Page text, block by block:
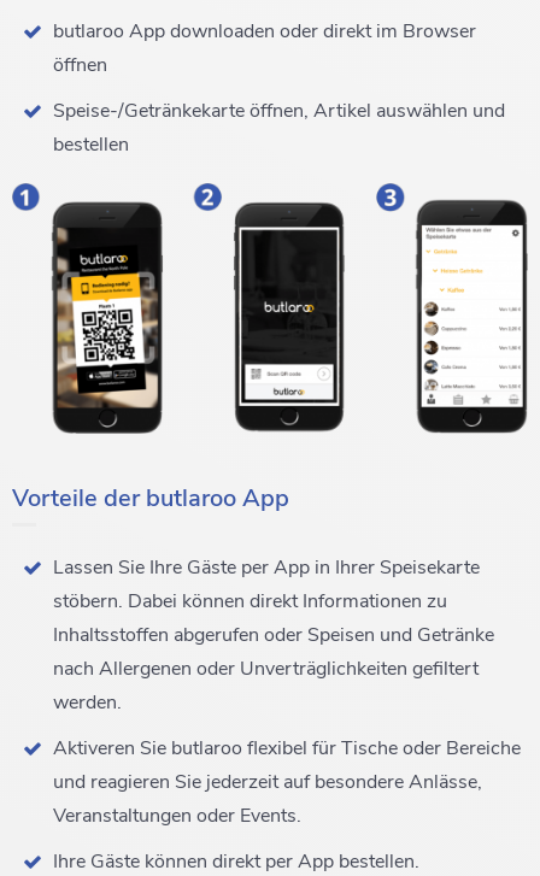
butlaroo App downloaden oder direkt im Browser
öffnen
Speise-/Getränkekarte öffnen, Artikel auswählen und
bestellen
Vorteile der butlaroo App
Lassen Sie Ihre Gäste per App in Ihrer Speisekarte
stöbern. Dabei können direkt Informationen zu
Inhaltsstoffen abgerufen oder Speisen und Getränke
nach Allergenen oder Unverträglichkeiten gefiltert
werden.
Aktiveren Sie butlaroo flexibel für Tische oder Bereiche
und reagieren Sie jederzeit auf besondere Anlässe,
Veranstaltungen oder Events.
Ihre Gäste können direkt per App bestellen.